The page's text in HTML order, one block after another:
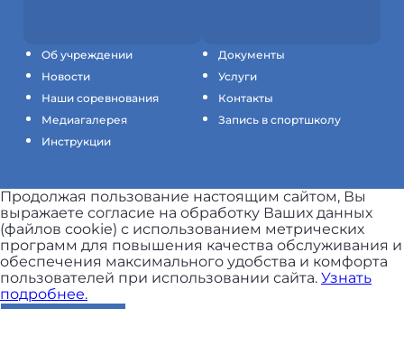
Об учреждении
Новости
Наши соревнования
Медиагалерея
Инструкции
Документы
Услуги
Контакты
Запись в спортшколу
Продолжая пользование настоящим сайтом, Вы
выражаете согласие на обработку Ваших данных
(файлов cookie) с использованием метрических
программ для повышения качества обслуживания и
обеспечения максимального удобства и комфорта
пользователей при использовании сайта. Узнать
подробнее.